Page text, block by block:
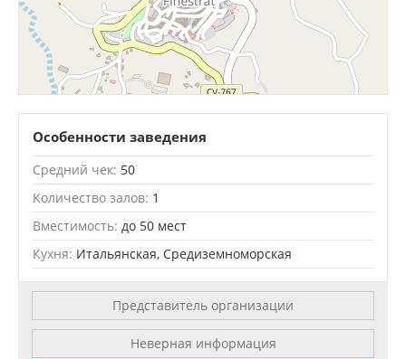
Особенности заведения
Средний чек: 50
Количество залов: 1
Вместимость: до 50 мест
Кухня: Итальянская, Средиземноморская
Представитель организации
Неверная информация